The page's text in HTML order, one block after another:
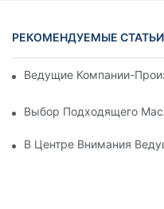
РЕКОМЕНДУЕМЫЕ СТАТЬИ
Ведущие Компании-
Выбор Подходящего
В Центре Внимания